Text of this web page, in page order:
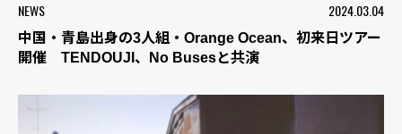
NEWS 2024.03.04
中国・青島出身の3人組・Orange Ocean、初来日ツアー
開催 TENDOUJI、No Busesと共演